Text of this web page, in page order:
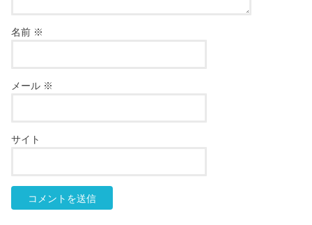
名前 ※
メール ※
サイト